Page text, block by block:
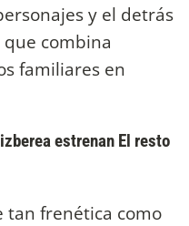
y el detrás
combina
familiares en
estrenan El resto
tan frenética como